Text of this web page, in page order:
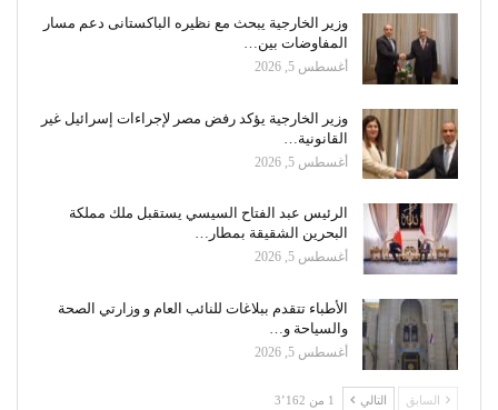
وزير الخارجية يبحث مع نظيره الباكستانى دعم مسار
المفاوضات بين…
أغسطس 5, 2026
وزير الخارجية يؤكد رفض مصر لإجراءات إسرائيل غير
القانونية…
أغسطس 5, 2026
الرئيس عبد الفتاح السيسي يستقبل ملك مملكة
البحرين الشقيقة بمطار…
أغسطس 5, 2026
الأطباء تتقدم ببلاغات للنائب العام و وزارتي الصحة
والسياحة و…
أغسطس 5, 2026
السابق التالي 1 من 3٬162